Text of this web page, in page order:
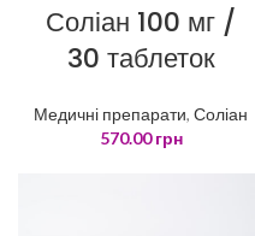
Соліан 100 мг /
30 таблеток
Медичні препарати, Соліан
570.00грн